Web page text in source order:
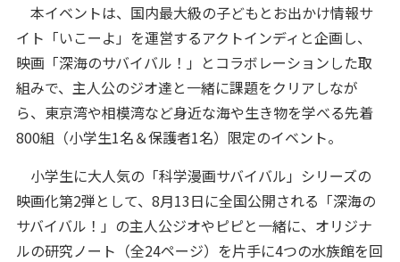
本イベントは、国内最大級の子どもとお出かけ情報サ
イト「いこーよ」を運営するアクトインディと企画し、
映画「深海のサバイバル！」とコラボレーションした取
組みで、主人公のジオ達と一緒に課題をクリアしなが
ら、東京湾や相模湾など身近な海や生き物を学べる先着
800組（小学生1名＆保護者1名）限定のイベント。
小学生に大人気の「科学漫画サバイバル」シリーズの
映画化第2弾として、8月13日に全国公開される「深海の
サバイバル！」の主人公ジオやピピと一緒に、オリジナ
ルの研究ノート（全24ページ）を片手に4つの水族館を回